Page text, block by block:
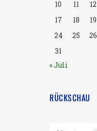
10
11 12
17
18 19
24
25 26
31
« Juli
RÜCKSCHAU